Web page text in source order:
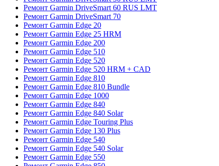
Ремонт Garmin DriveSmart 60 RUS LMT
Ремонт Garmin DriveSmart 70
Ремонт Garmin Edge 20
Ремонт Garmin Edge 25 HRM
Ремонт Garmin Edge 200
Ремонт Garmin Edge 510
Ремонт Garmin Edge 520
Ремонт Garmin Edge 520 HRM + CAD
Ремонт Garmin Edge 810
Ремонт Garmin Edge 810 Bundle
Ремонт Garmin Edge 1000
Ремонт Garmin Edge 840
Ремонт Garmin Edge 840 Solar
Ремонт Garmin Edge Touring Plus
Ремонт Garmin Edge 130 Plus
Ремонт Garmin Edge 540
Ремонт Garmin Edge 540 Solar
Ремонт Garmin Edge 550